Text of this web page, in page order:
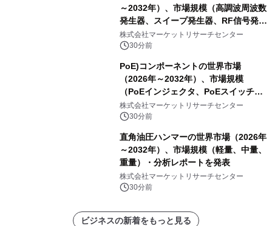
～2032年）、市場規模（高調波周波数
発生器、スイープ発生器、RF信号発生
器、その他）・分析レポートを発表
株式会社マーケットリサーチセンター
30分前
PoE)コンポーネントの世界市場
（2026年～2032年）、市場規模
（PoEインジェクタ、PoEスイッチ、
PoEスプリッタ、PoE電源供給装置
（PSE）、PoE給電機器（PD）、PoE
発表
株式会社マーケットリサーチセンター
30分前
直角油圧ハンマーの世界市場（2026年
～2032年）、市場規模（軽量、中量、
重量）・分析レポートを発表
株式会社マーケットリサーチセンター
30分前
ビジネスの新着をもっと見る